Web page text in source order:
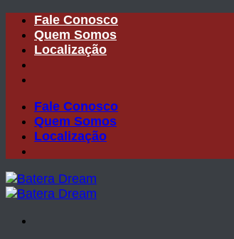
Skip
content
Fale Conosco
Quem Somos
Localização
Fale Conosco
Quem Somos
Localização